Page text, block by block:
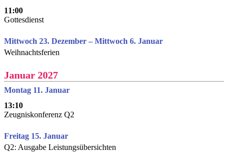
11:00
Gottesdienst
Mittwoch 23. Dezember – Mittwoch 6. Januar
Weihnachtsferien
Januar 2027
Montag 11. Januar
13:10
Zeugniskonferenz Q2
Freitag 15. Januar
Q2: Ausgabe Leistungsübersichten